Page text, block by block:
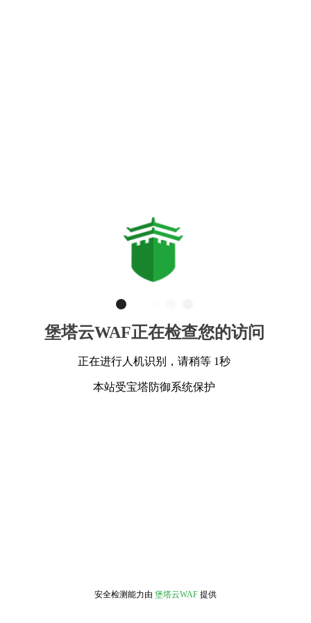
堡塔云WAF正在检查您的访问
正在进行人机识别，请稍等 1秒
本站受宝塔防御系统保护
安全检测能力由 堡塔云WAF 提供